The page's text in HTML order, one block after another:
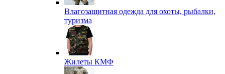
Влагозащитная одежда для охоты, рыбалки,
туризма
Жилеты КМФ